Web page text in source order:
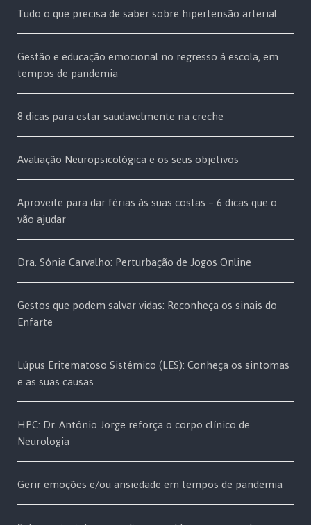
Tudo o que precisa de saber sobre hipertensão arterial
Gestão e educação emocional no regresso à escola, em
tempos de pandemia
8 dicas para estar saudavelmente na creche
Avaliação Neuropsicológica e os seus objetivos
Aproveite para dar férias às suas costas – 6 dicas que o
vão ajudar
Dra. Sónia Carvalho: Perturbação de Jogos Online
Gestos que podem salvar vidas: Reconheça os sinais do
Enfarte
Lúpus Eritematoso Sistémico (LES): Conheça os sintomas
e as suas causas
HPC: Dr. António Jorge reforça o corpo clínico de
Neurologia
Gerir emoções e/ou ansiedade em tempos de pandemia